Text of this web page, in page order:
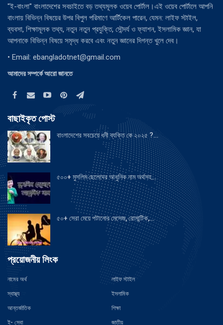
"ই-বাংলা" বাংলাদেশের সবচাইতে বড় তথ্যমূলক ওয়েব পোর্টাল।এই ওয়েব পোর্টালে আপনি
বাংলায় বিভিন্ন বিষয়ের উপর বিপুল পরিমাণে আর্টিকেল পারেন, যেমন: লাইফ স্টাইল,
ব্যবসা, শিক্ষামূলক তথ্য, নতুন নতুন প্রযুক্তি, সৌন্দর্য ও ফ্যাশন, ইসলামিক জ্ঞান, যা
আপনাকে বিভিন্ন বিষয়ে সমৃদ্ধ করবে এবং নতুন জ্ঞানের দিগন্ত খুলে দেব।
• Email: ebangladotnet@gmail.com
আমাদের সম্পর্কে আরো জানতে
বাছাইকৃত পোস্ট
বাংলাদেশের সবচেয়ে ধনী ব্যক্তি কে ২০২৫ ?…
৫০০+ মুসলিম ছেলেদের আধুনিক নাম অর্থসহ…
৫০+ সেরা মেয়ে পটানোর মেসেজ, রোমান্টিক,…
প্রয়োজনীয় লিংক
নামের অর্থ লাইফ স্টাইল
স্বাস্থ্য ইসলামিক
আন্তর্জাতিক শিক্ষা
ই- সেবা জাতীয়